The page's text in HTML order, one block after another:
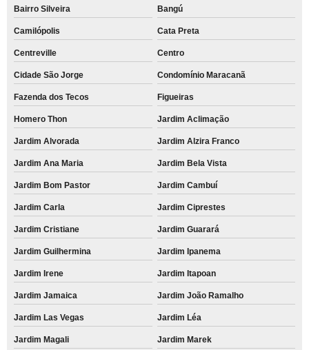
Bairro Silveira Bangú
Camilópolis Cata Preta
Centreville Centro
Cidade São Jorge Condomínio Maracanã
Fazenda dos Tecos Figueiras
Homero Thon Jardim Aclimação
Jardim Alvorada Jardim Alzira Franco
Jardim Ana Maria Jardim Bela Vista
Jardim Bom Pastor Jardim Cambuí
Jardim Carla Jardim Ciprestes
Jardim Cristiane Jardim Guarará
Jardim Guilhermina Jardim Ipanema
Jardim Irene Jardim Itapoan
Jardim Jamaica Jardim João Ramalho
Jardim Las Vegas Jardim Léa
Jardim Magali Jardim Marek